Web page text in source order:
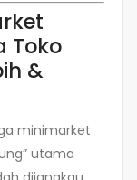
Toko
&
minimarket
utama